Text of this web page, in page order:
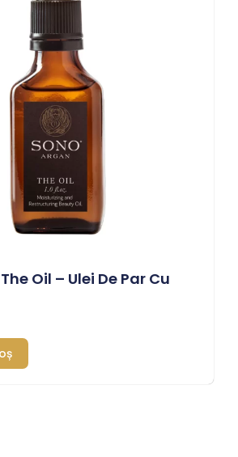
Oil – Ulei De Par Cu